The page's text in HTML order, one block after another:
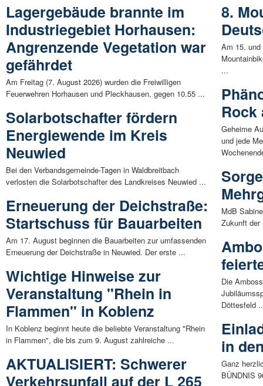
Lagergebäude brannte im
Industriegebiet Horhausen:
Angrenzende Vegetation war
gefährdet
Am Freitag (7. August 2026) wurden die Freiwilligen
Feuerwehren Horhausen und Pleckhausen, gegen 10.55 ...
Solarbotschafter fördern
Energiewende im Kreis
Neuwied
Bei den Verbandsgemeinde-Tagen in Waldbreitbach
verlosten die Solarbotschafter des Landkreises Neuwied ...
Erneuerung der Deichstraße:
Startschuss für Bauarbeiten
Am 17. August beginnen die Bauarbeiten zur umfassenden
Erneuerung der Deichstraße in Neuwied. Der erste ...
Wichtige Hinweise zur
Veranstaltung "Rhein in
Flammen" in Koblenz
In Koblenz beginnt heute die beliebte Veranstaltung "Rhein
in Flammen", die bis zum 9. August zahlreiche ...
AKTUALISIERT: Schwerer
Verkehrsunfall auf der L 265
8.
Am 15.
...
Rock
Geheime
und jede
MdB
Zukunft der
Die
Döttesfeld
in
Ganz
BÜNDNIS